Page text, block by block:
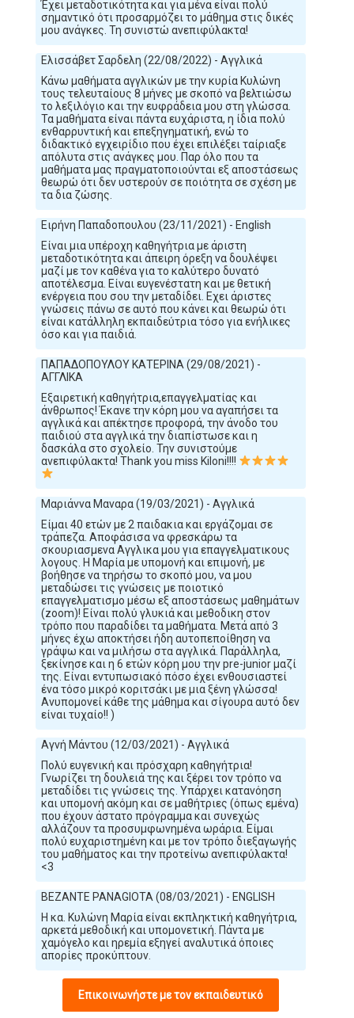
Έχει μεταδοτικότητα και για μένα είναι πολύ
σημαντικό ότι προσαρμόζει το μάθημα στις δικές
μου ανάγκες. Τη συνιστώ ανεπιφύλακτα!
Ελισσάβετ Σαρδελη (22/08/2022) - Αγγλικά
Κάνω μαθήματα αγγλικών με την κυρία Κυλώνη
τους τελευταίους 8 μήνες με σκοπό να βελτιώσω
το λεξιλόγιο και την ευφράδεια μου στη γλώσσα.
Τα μαθήματα είναι πάντα ευχάριστα, η ίδια πολύ
ενθαρρυντική και επεξηγηματική, ενώ το
διδακτικό εγχειρίδιο που έχει επιλέξει ταίριαξε
απόλυτα στις ανάγκες μου. Παρ όλο που τα
μαθήματα μας πραγματοποιούνται εξ αποστάσεως
θεωρώ ότι δεν υστερούν σε ποιότητα σε σχέση με
τα δια ζώσης.
Ειρήνη Παπαδοπουλου (23/11/2021) - English
Είναι μια υπέροχη καθηγήτρια με άριστη
μεταδοτικότητα και άπειρη όρεξη να δουλέψει
μαζί με τον καθένα για το καλύτερο δυνατό
αποτέλεσμα. Είναι ευγενέστατη και με θετική
ενέργεια που σου την μεταδίδει. Εχει άριστες
γνώσεις πάνω σε αυτό που κάνει και θεωρώ ότι
είναι κατάλληλη εκπαιδεύτρια τόσο για ενήλικες
όσο και για παιδιά.
ΠΑΠΑΔΟΠΟΥΛΟΥ ΚΑΤΕΡΙΝΑ (29/08/2021) -
ΑΓΓΛΙΚΑ
Εξαιρετική καθηγήτρια,επαγγελματίας και
άνθρωπος! Έκανε την κόρη μου να αγαπήσει τα
αγγλικά και απέκτησε προφορά, την άνοδο του
παιδιού στα αγγλικά την διαπίστωσε και η
δασκάλα στο σχολείο. Την συνιστούμε
ανεπιφύλακτα! Thank you miss Kiloni!!!!
Μαριάννα Μαναρα (19/03/2021) - Αγγλικά
Είμαι 40 ετών με 2 παιδακια και εργάζομαι σε
τράπεζα. Αποφάσισα να φρεσκάρω τα
σκουριασμενα Αγγλικα μου για επαγγελματικους
λογους. Η Μαρία με υπομονή και επιμονή, με
βοήθησε να τηρήσω το σκοπό μου, να μου
μεταδώσει τις γνώσεις με ποιοτικό
επαγγελματισμο μέσω εξ αποστάσεως μαθημάτων
(zoom)! Είναι πολύ γλυκιά και μεθοδικη στον
τρόπο που παραδίδει τα μαθήματα. Μετά από 3
μήνες έχω αποκτήσει ήδη αυτοπεποίθηση να
γράψω και να μιλήσω στα αγγλικά. Παράλληλα,
ξεκίνησε και η 6 ετών κόρη μου την pre-junior μαζί
της. Είναι εντυπωσιακό πόσο έχει ενθουσιαστεί
ένα τόσο μικρό κοριτσάκι με μια ξένη γλώσσα!
Ανυπομονεί κάθε της μάθημα και σίγουρα αυτό δεν
είναι τυχαίο!! )
Αγνή Μάντου (12/03/2021) - Αγγλικά
Πολύ ευγενική και πρόσχαρη καθηγήτρια!
Γνωρίζει τη δουλειά της και ξέρει τον τρόπο να
μεταδίδει τις γνώσεις της. Υπάρχει κατανόηση
και υπομονή ακόμη και σε μαθήτριες (όπως εμένα)
που έχουν άστατο πρόγραμμα και συνεχώς
αλλάζουν τα προσυμφωνημένα ωράρια. Είμαι
πολύ ευχαριστημένη και με τον τρόπο διεξαγωγής
του μαθήματος και την προτείνω ανεπιφύλακτα!
<3
BEZANTE PANAGIOTA (08/03/2021) - ENGLISH
Η κα. Κυλώνη Μαρία είναι εκπληκτική καθηγήτρια,
αρκετά μεθοδική και υπομονετική. Πάντα με
χαμόγελο και ηρεμία εξηγεί αναλυτικά όποιες
απορίες προκύπτουν.
Επικοινωνήστε με τον εκπαιδευτικό